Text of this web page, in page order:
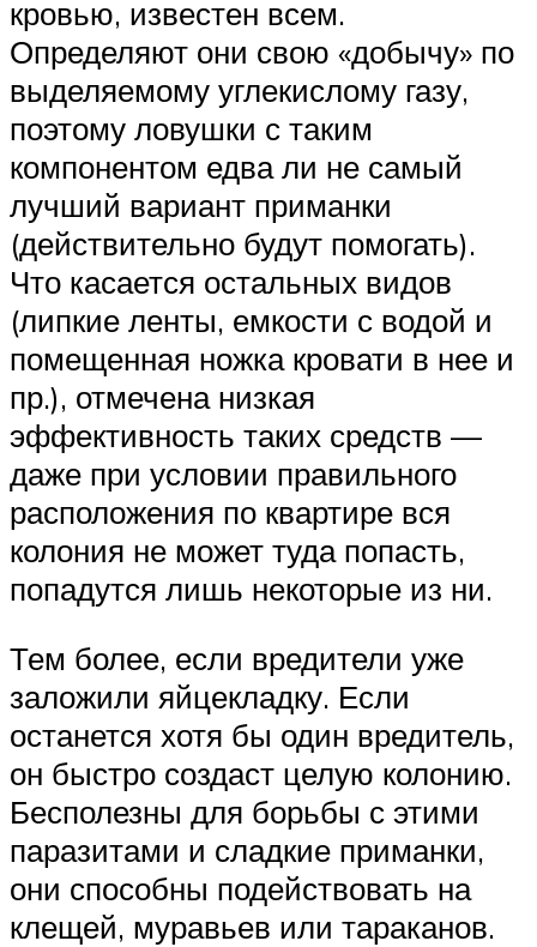
кровью, известен всем.
Определяют они свою «добычу» по
выделяемому углекислому газу,
поэтому ловушки с таким
компонентом едва ли не самый
лучший вариант приманки
(действительно будут помогать).
Что касается остальных видов
(липкие ленты, емкости с водой и
помещенная ножка кровати в нее и
пр.), отмечена низкая
эффективность таких средств —
даже при условии правильного
расположения по квартире вся
колония не может туда попасть,
попадутся лишь некоторые из ни.
Тем более, если вредители уже
заложили яйцекладку. Если
останется хотя бы один вредитель,
он быстро создаст целую колонию.
Бесполезны для борьбы с этими
паразитами и сладкие приманки,
они способны подействовать на
клещей, муравьев или тараканов.